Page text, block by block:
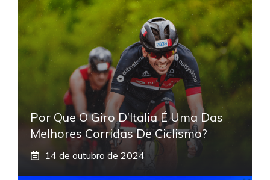
Por Que O Giro D’Italia É Uma Das
Melhores Corridas De Ciclismo?
14 de outubro de 2024